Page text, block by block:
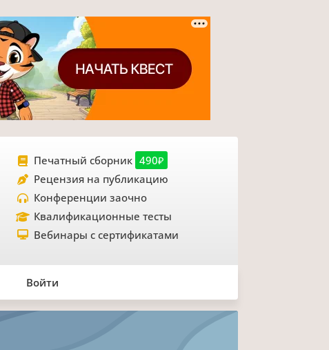
Печатный сборник 490₽
Рецензия на публикацию
Конференции заочно
Квалификационные тесты
Вебинары с сертификатами
Войти